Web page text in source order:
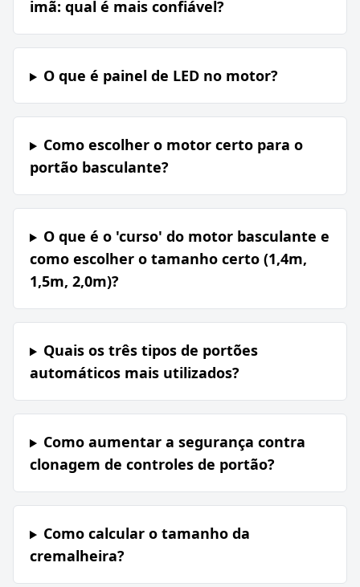
imã: qual é mais confiável?
O que é painel de LED no motor?
Como escolher o motor certo para o
portão basculante?
O que é o 'curso' do motor basculante e
como escolher o tamanho certo (1,4m,
1,5m, 2,0m)?
Quais os três tipos de portões
automáticos mais utilizados?
Como aumentar a segurança contra
clonagem de controles de portão?
Como calcular o tamanho da
cremalheira?